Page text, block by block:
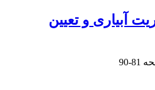
آبیاری و تعیین
81-90